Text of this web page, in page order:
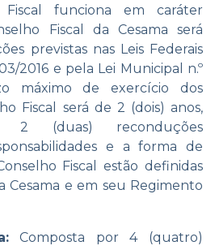
funciona em caráter
Fiscal da Cesama será
previstas nas Leis Federais
2016 e pela Lei Municipal n.º
máximo de exercício dos
Fiscal será de 2 (dois) anos,
2 (duas) reconduções
e a forma de
Fiscal estão definidas
Cesama e em seu Regimento
Composta por 4 (quatro)